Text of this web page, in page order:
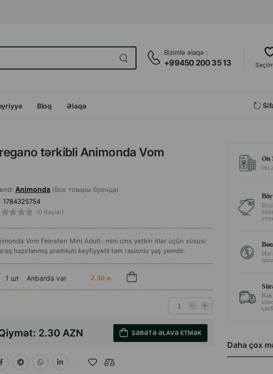
Bizimlə əlaqə :
+99450 200 35 13
Bloq Əlaqə
tərkibli Animonda Vom
Animonda (Все товары бренда)
1784325754
(0 Rəylər)
Vom Feinsten Mini Adult- mini cins yetkin itlər üçün xüsusi
hazırlanmış premium keyfiyyətli tam rasionlu yaş yemdir.
1 шт Anbarda var 2.30 ₼
2.30 AZN SƏBƏTƏ ƏLAVƏ ETMƏK
Ən
Ən
Hər
Daha çox